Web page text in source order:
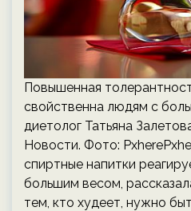
Повышенная
свойственна людям с
диетолог Татьяна
Новости. Фото:
спиртные напитки
большим весом,
тем, кто худеет, нужно